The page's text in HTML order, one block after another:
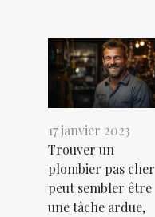
17 janvier 2023
Trouver un
plombier pas cher
peut sembler être
une tâche ardue,